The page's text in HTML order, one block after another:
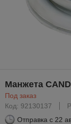
Манжета
Под заказ
Код: 92130137
Отправка с 22